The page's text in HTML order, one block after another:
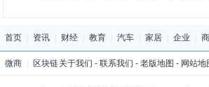
首页 资讯 财经 教育 汽车 家居 企业
微商 区块链关于我们 - 联系我们 - 老版地图 - 网站地